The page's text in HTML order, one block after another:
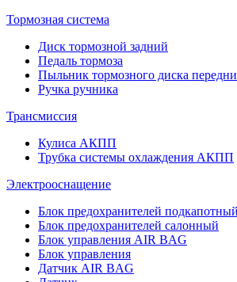
Тормозная система
Диск тормозной задний
Педаль тормоза
Пыльник тормозного диска
Ручка ручника
Трансмиссия
Кулиса АКПП
Трубка системы охлаждения АКПП
Электрооснащение
Блок предохранителей подкапотный
Блок предохранителей салонный
Блок управления AIR BAG
Блок управления
Датчик AIR BAG